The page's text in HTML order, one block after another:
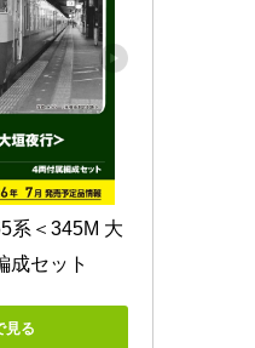
系＜345M 大
成セット
見る